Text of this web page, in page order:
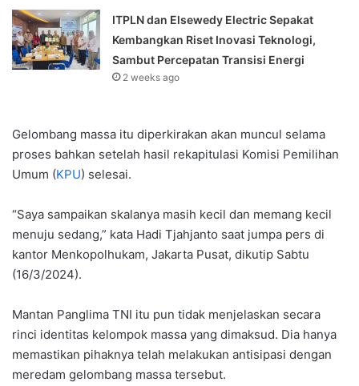
ITPLN dan Elsewedy Electric Sepakat
Kembangkan Riset Inovasi Teknologi,
Sambut Percepatan Transisi Energi
2 weeks ago
Gelombang massa itu diperkirakan akan muncul selama
proses bahkan setelah hasil rekapitulasi Komisi Pemilihan
Umum (KPU) selesai.
“Saya sampaikan skalanya masih kecil dan memang kecil
menuju sedang,” kata Hadi Tjahjanto saat jumpa pers di
kantor Menkopolhukam, Jakarta Pusat, dikutip Sabtu
(16/3/2024).
Mantan Panglima TNI itu pun tidak menjelaskan secara
rinci identitas kelompok massa yang dimaksud. Dia hanya
memastikan pihaknya telah melakukan antisipasi dengan
meredam gelombang massa tersebut.